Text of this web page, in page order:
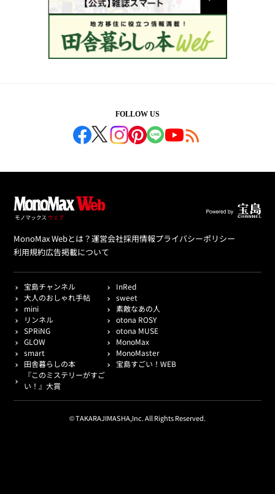
FOLLOW US
MonoMax Webとは？運営会社採用情報プライバシーポリシー
利用規約広告掲載について
宝島チャンネル
InRed
大人のおしゃれ手帖
sweet
mini
素敵なあの人
リンネル
otona ROSY
SPRiNG
otona MUSE
GLOW
MonoMax
smart
MonoMaster
田舎暮らしの本
宝島すごい！WEB
『このミステリーがすご
い！』大賞
© TAKARAJIMASHA,Inc. All Rights Reserved.